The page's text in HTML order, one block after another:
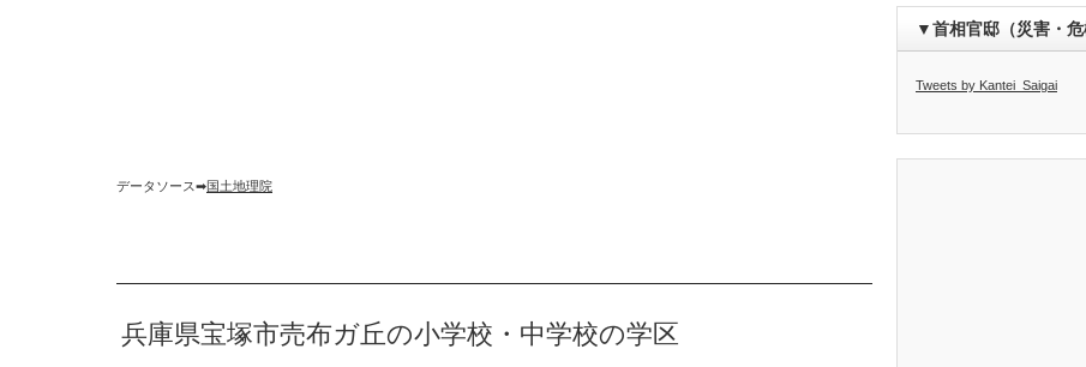
データソース➡︎国土地理院
兵庫県宝塚市売布ガ丘の小学校・中学校の学区
▼首相官邸（災害・危
Tweets by Kantei_Saigai